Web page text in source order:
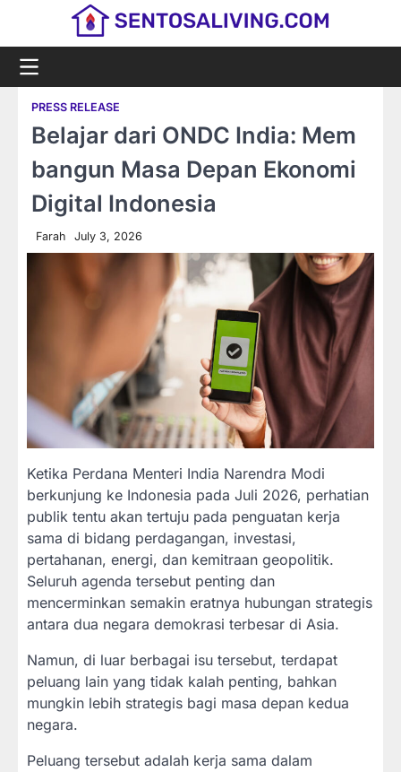
PRESS RELEASE
Belajar dari ONDC India: Mem
bangun Masa Depan Ekonomi
Digital Indonesia
Farah July 3, 2026
Ketika Perdana Menteri India Narendra Modi
berkunjung ke Indonesia pada Juli 2026, perhatian
publik tentu akan tertuju pada penguatan kerja
sama di bidang perdagangan, investasi,
pertahanan, energi, dan kemitraan geopolitik.
Seluruh agenda tersebut penting dan
mencerminkan semakin eratnya hubungan strategis
antara dua negara demokrasi terbesar di Asia.
Namun, di luar berbagai isu tersebut, terdapat
peluang lain yang tidak kalah penting, bahkan
mungkin lebih strategis bagi masa depan kedua
negara.
Peluang tersebut adalah kerja sama dalam